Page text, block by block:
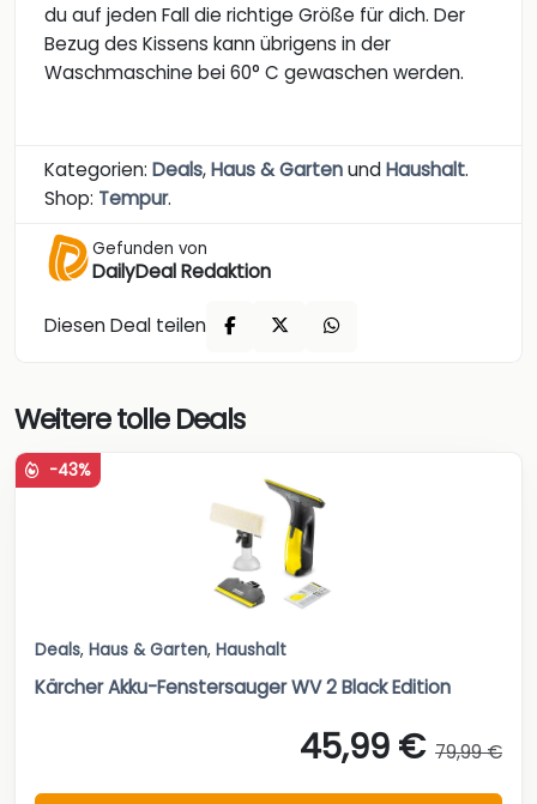
du auf jeden Fall die richtige Größe für dich. Der
Bezug des Kissens kann übrigens in der
Waschmaschine bei 60° C gewaschen werden.
Kategorien: Deals,Haus & GartenundHaushalt.
Shop: Tempur.
Gefunden von
DailyDeal Redaktion
Diesen Deal teilen
Weitere tolle Deals
-43%
Deals, Haus & Garten, Haushalt
Kärcher Akku-Fenstersauger WV 2 Black Edition
45,99 € 79,99 €